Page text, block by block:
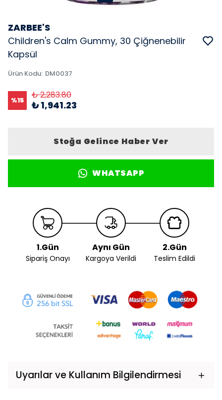
ZARBEE'S
Children's Calm Gummy, 30 Çiğnenebilir
Kapsül
Ürün Kodu: DM0037
%15 ₺ 2,283.80
₺ 1,941.23
Stoğa Gelince Haber Ver
WHATSAPP
1.Gün
Sipariş Onayı
Aynı Gün
Kargoya Verildi
2.Gün
Teslim Edildi
Uyarılar ve Kullanım Bilgilendirmesi